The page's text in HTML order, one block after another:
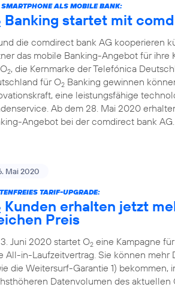
ALS MOBILE BANK:
Banking startet mit
die comdirect bank AG kooperieren
das mobile Banking-Angebot für
2, die Kernmarke der Telefónica
für O2 Banking gewinnen
eine leistungsfähige
Ab dem 28. Mai 2020
Angebot bei der comdirect bank AG.
Mai 2020
TARIF-UPGRADE:
Kunden erhalten jetzt
Preis
Juni 2020 startet O2 eine Kampagne
All-in-Laufzeitvertrag. Sie können
die Weitersurf-Garantie 1) bekommen,
Datenvolumen des aktuellen